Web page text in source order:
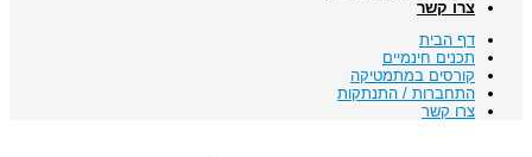
צרו קשר
דף הבית
תכנים חינמיים
קורסים במתמטיקה
התחברות / התנתקות
צרו קשר